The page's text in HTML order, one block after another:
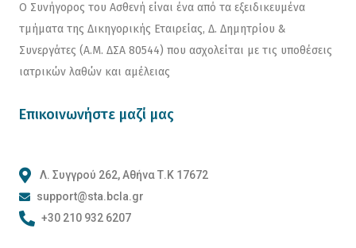
Ο Συνήγορος του Ασθενή είναι ένα από τα εξειδικευμένα
τμήματα της Δικηγορικής Εταιρείας, Δ. Δημητρίου &
Συνεργάτες (Α.Μ. ΔΣΑ 80544) που ασχολείται με τις υποθέσεις
ιατρικών λαθών και αμέλειας
Επικοινωνήστε μαζί μας
Λ. Συγγρού 262, Αθήνα Τ.Κ 17672
support@sta.bcla.gr
+30 210 932 6207